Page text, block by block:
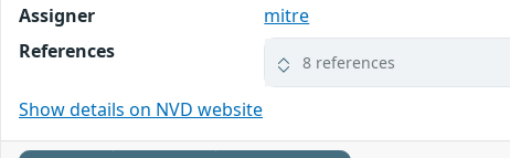
Assigner
mitre
References
8 references
Show details on NVD website